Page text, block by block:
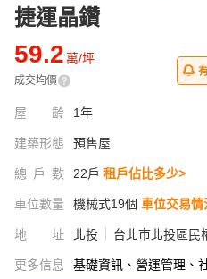
捷運晶鑽
59.2萬/坪
成交均價
屋齡 1年
建築形態 預售屋
總戶數 22戶 租戶佔比多少>
車位數量 機械式19個 車位交易情
地址 北投 台北市北投區民
更多信息 基礎資訊、營運管理、